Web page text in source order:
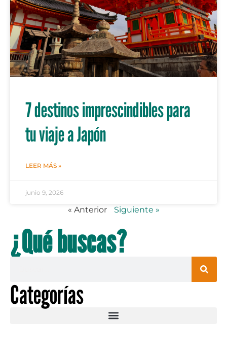
7 destinos imprescindibles para
tu viaje a Japón
LEER MÁS »
junio 9, 2026
« Anterior Siguiente »
¿Qué buscas?
Categorías